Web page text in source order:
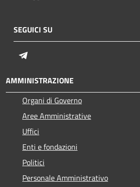
SEGUICI SU
AMMINISTRAZIONE
Organi di Governo
Aree Amministrative
Uffici
Enti e fondazioni
Politici
Personale Amministrativo